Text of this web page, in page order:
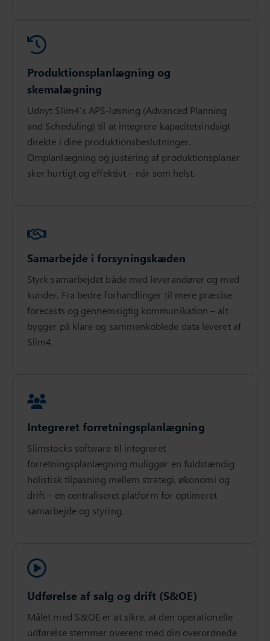
Produktionsplanlægning og
skemalægning
Udnyt Slim4’s APS-løsning (Advanced Planning
and Scheduling) til at integrere kapacitetsindsigt
direkte i dine produktionsbeslutninger.
Omplanlægning og justering af produktionsplaner
sker hurtigt og effektivt – når som helst.
Samarbejde i forsyningskæden
Styrk samarbejdet både med leverandører og med
kunder. Fra bedre forhandlinger til mere præcise
forecasts og gennemsigtig kommunikation – alt
bygger på klare og sammenkoblede data leveret af
Slim4.
Integreret forretningsplanlægning
Slimstocks software til integreret
forretningsplanlægning muliggør en fuldstændig
holistisk tilpasning mellem strategi, økonomi og
drift – en centraliseret platform for optimeret
samarbejde og styring.
Udførelse af salg og drift (S&OE)
Målet med S&OE er at sikre, at den operationelle
udførelse stemmer overens med din overordnede